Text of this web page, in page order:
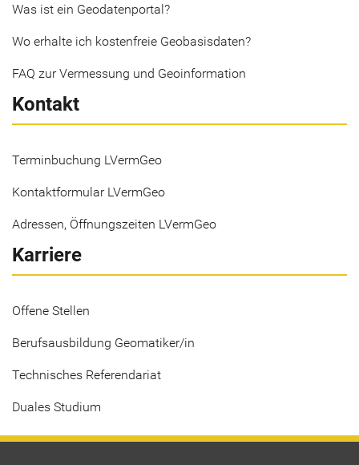
Was ist ein Geodatenportal?
Wo erhalte ich kostenfreie Geobasisdaten?
FAQ zur Vermessung und Geoinformation
Kontakt
Terminbuchung LVermGeo
Kontaktformular LVermGeo
Adressen, Öffnungszeiten LVermGeo
Karriere
Offene Stellen
Berufsausbildung Geomatiker/in
Technisches Referendariat
Duales Studium